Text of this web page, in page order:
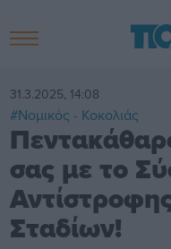
31.3.2025, 14:08
#Νομικός - Κοκολιάς
σας με το
Σταδίων!